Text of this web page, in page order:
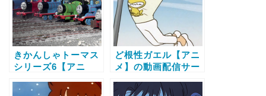
きかんしゃトーマス
シリーズ6【アニ
ビス比較と無料で全
ど根性ガエル【アニ
メ】の動画配信サー
話視聴する方法